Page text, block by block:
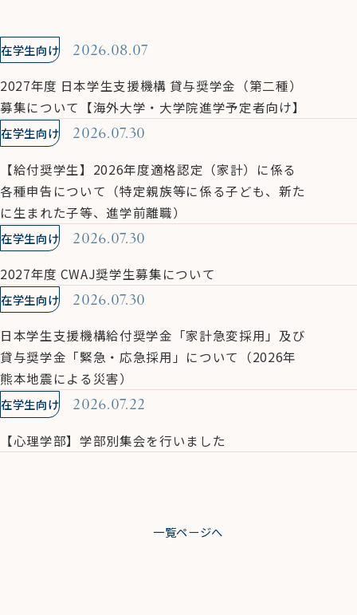
在学生向け 2026.08.07
2027年度 日本学生支援機構 貸与奨学金（第二種）
募集について【海外大学・大学院進学予定者向け】
在学生向け 2026.07.30
【給付奨学生】2026年度適格認定（家計）に係る
各種申告について（特定親族等に係る子ども、新た
に生まれた子等、進学前離職）
在学生向け 2026.07.30
2027年度 CWAJ奨学生募集について
在学生向け 2026.07.30
日本学生支援機構給付奨学金「家計急変採用」及び
貸与奨学金「緊急・応急採用」について（2026年
熊本地震による災害）
在学生向け 2026.07.22
【心理学部】学部別集会を行いました
一覧ページへ